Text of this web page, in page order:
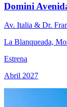
Domini
Av. Italia & Dr.
La Blanqueada,
Estrena
Abril 2027